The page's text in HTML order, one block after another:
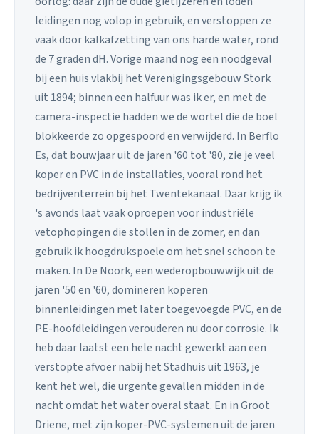
leidingen nog volop in gebruik, en verstoppen ze
vaak door kalkafzetting van ons harde water, rond
de 7 graden dH. Vorige maand nog een noodgeval
bij een huis vlakbij het Verenigingsgebouw Stork
uit 1894; binnen een halfuur was ik er, en met de
camera-inspectie hadden we de wortel die de boel
blokkeerde zo opgespoord en verwijderd. In Berflo
Es, dat bouwjaar uit de jaren '60 tot '80, zie je veel
koper en PVC in de installaties, vooral rond het
bedrijventerrein bij het Twentekanaal. Daar krijg ik
's avonds laat vaak oproepen voor industriële
vetophopingen die stollen in de zomer, en dan
gebruik ik hoogdrukspoele om het snel schoon te
maken. In De Noork, een wederopbouwwijk uit de
jaren '50 en '60, domineren koperen
binnenleidingen met later toegevoegde PVC, en de
PE-hoofdleidingen verouderen nu door corrosie. Ik
heb daar laatst een hele nacht gewerkt aan een
verstopte afvoer nabij het Stadhuis uit 1963, je
kent het wel, die urgente gevallen midden in de
nacht omdat het water overal staat. En in Groot
Driene, met zijn koper-PVC-systemen uit de jaren